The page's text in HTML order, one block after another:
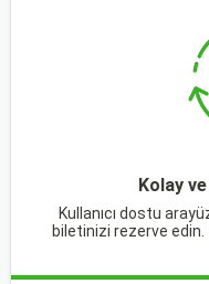
Kolay
Kullanıcı dostu
biletinizi rezerve